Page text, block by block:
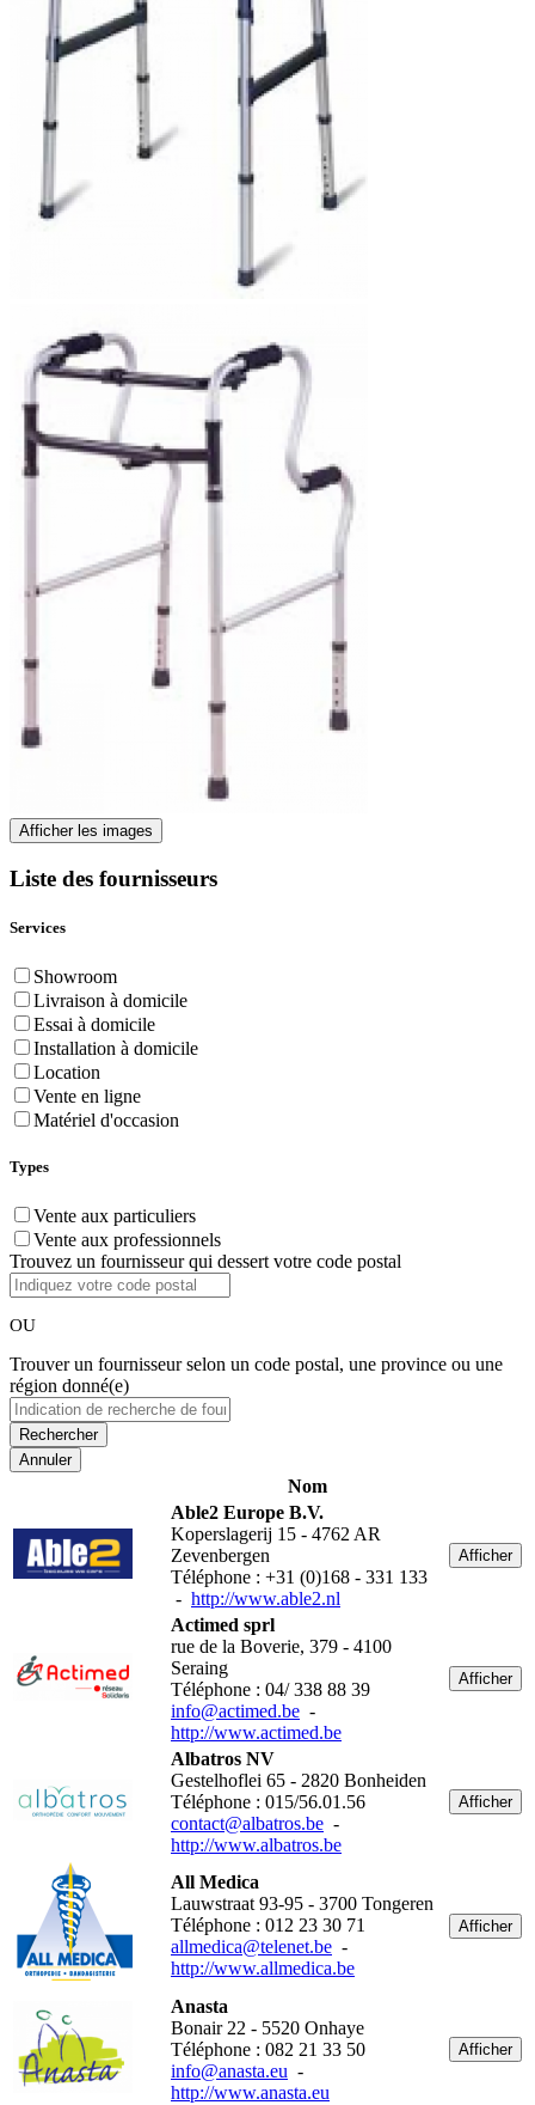
Afficher les images
Liste des fournisseurs
Services
Showroom
Livraison à domicile
Essai à domicile
Installation à domicile
Location
Vente en ligne
Matériel d'occasion
Types
Vente aux particuliers
Vente aux professionnels
Trouvez un fournisseur qui dessert votre code postal
OU
Trouver un fournisseur selon un code postal, une province ou une
région donné(e)
Annuler
Nom
Able2 Europe B.V.
Koperslagerij 15 - 4762 AR
Zevenbergen
Téléphone : +31 (0)168 - 331 133
- http://www.able2.nl
Afficher
Actimed sprl
rue de la Boverie, 379 - 4100
Seraing
Téléphone : 04/ 338 88 39
info@actimed.be -
http://www.actimed.be
Afficher
Albatros NV
Gestelhoflei 65 - 2820 Bonheiden
Téléphone : 015/56.01.56
contact@albatros.be -
http://www.albatros.be
Afficher
All Medica
Lauwstraat 93-95 - 3700 Tongeren
Téléphone : 012 23 30 71
allmedica@telenet.be -
http://www.allmedica.be
Afficher
Anasta
Bonair 22 - 5520 Onhaye
Téléphone : 082 21 33 50
info@anasta.eu -
http://www.anasta.eu
Afficher